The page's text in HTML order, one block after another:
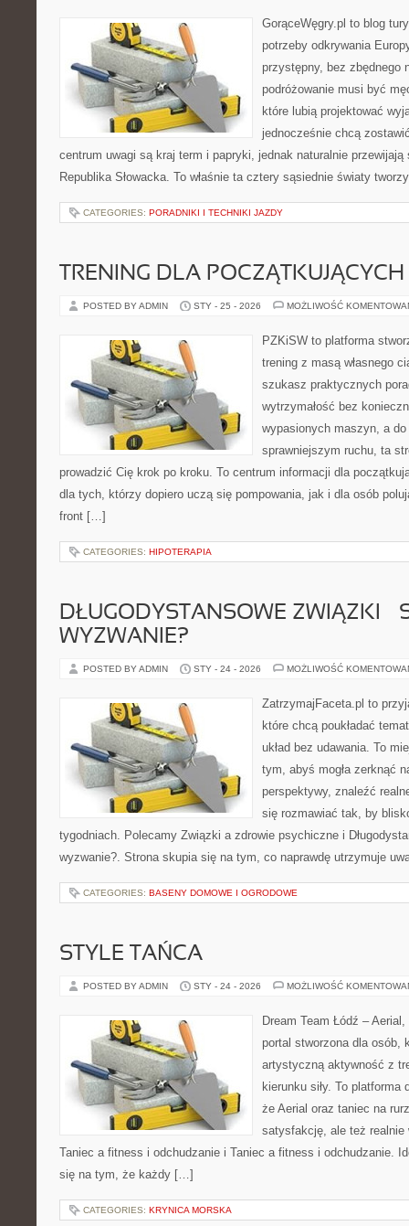
GorąceWęgry.pl to blog
potrzeby odkrywania
przystępny, bez zbędnego
podróżowanie musi być
które lubią projektować
jednocześnie chcą
centrum uwagi są kraj term i papryki, jednak naturalnie
Republika Słowacka. To właśnie ta cztery sąsiednie światy
CATEGORIES: PORADNIKI I TECHNIKI JAZDY
TRENING DLA POCZĄTKUJĄCYCH
POSTED BY ADMIN STY - 25 - 2026 MOŻLIWOŚĆ
PZKiSW to platforma
trening z masą własnego
szukasz praktycznych
wytrzymałość bez
wypasionych maszyn, a
sprawniejszym ruchu, ta
prowadzić Cię krok po kroku. To centrum informacji dla
dla tych, którzy dopiero uczą się pompowania, jak i dla osób
front […]
CATEGORIES: HIPOTERAPIA
DŁUGODYSTANSOWE ZWIĄZKI –
WYZWANIE?
POSTED BY ADMIN STY - 24 - 2026 MOŻLIWOŚĆ
ZatrzymajFaceta.pl to
które chcą poukładać
układ bez udawania. To
tym, abyś mogła zerknąć
perspektywy, znaleźć
się rozmawiać tak, by
tygodniach. Polecamy Związki a zdrowie psychiczne i
wyzwanie?. Strona skupia się na tym, co naprawdę utrzymuje
CATEGORIES: BASENY DOMOWE I OGRODOWE
STYLE TAŃCA
POSTED BY ADMIN STY - 24 - 2026 MOŻLIWOŚĆ
Dream Team Łódź –
portal stworzona dla osób,
artystyczną aktywność z
kierunku siły. To
że Aerial oraz taniec na
satysfakcję, ale też realnie
Taniec a fitness i odchudzanie i Taniec a fitness i odchudzanie.
się na tym, że każdy […]
CATEGORIES: KRYNICA MORSKA